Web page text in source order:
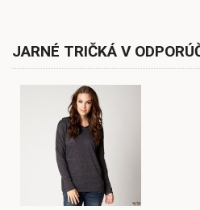
JARNÉ TRIČKÁ V